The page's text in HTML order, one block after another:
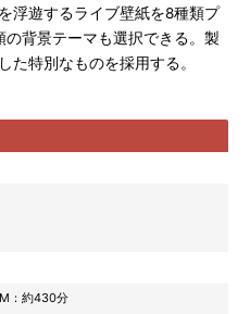
浮遊するライブ壁紙を8種類プ
背景テーマも選択できる。製
た特別なものを採用する。
：約430分